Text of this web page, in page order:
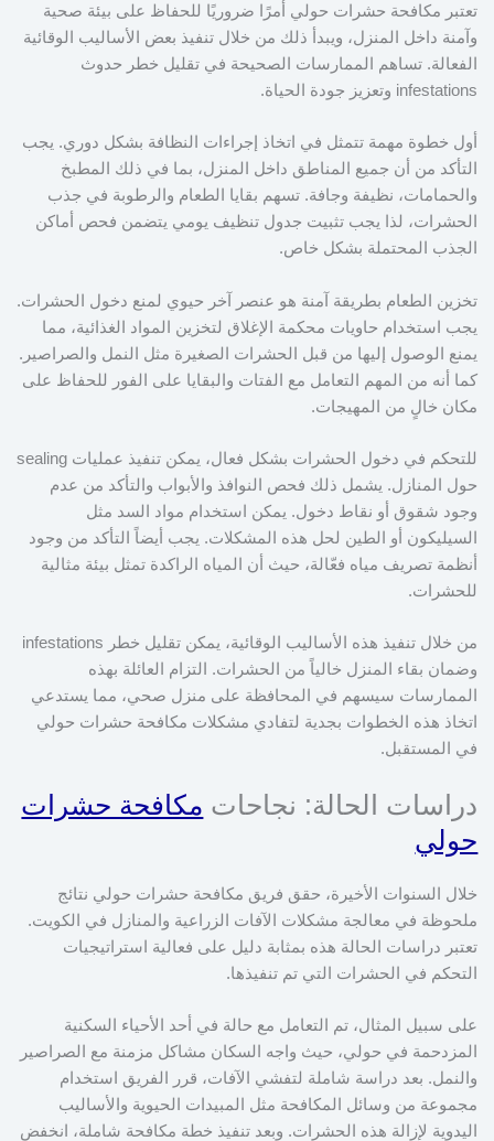
تعتبر مكافحة حشرات حولي أمرًا ضروريًا للحفاظ على بيئة صحية
وآمنة داخل المنزل، ويبدأ ذلك من خلال تنفيذ بعض الأساليب الوقائية
الفعالة. تساهم الممارسات الصحيحة في تقليل خطر حدوث
infestations وتعزيز جودة الحياة.
أول خطوة مهمة تتمثل في اتخاذ إجراءات النظافة بشكل دوري. يجب
التأكد من أن جميع المناطق داخل المنزل، بما في ذلك المطبخ
والحمامات، نظيفة وجافة. تسهم بقايا الطعام والرطوبة في جذب
الحشرات، لذا يجب تثبيت جدول تنظيف يومي يتضمن فحص أماكن
الجذب المحتملة بشكل خاص.
تخزين الطعام بطريقة آمنة هو عنصر آخر حيوي لمنع دخول الحشرات.
يجب استخدام حاويات محكمة الإغلاق لتخزين المواد الغذائية، مما
يمنع الوصول إليها من قبل الحشرات الصغيرة مثل النمل والصراصير.
كما أنه من المهم التعامل مع الفتات والبقايا على الفور للحفاظ على
مكان خالٍ من المهيجات.
للتحكم في دخول الحشرات بشكل فعال، يمكن تنفيذ عمليات sealing
حول المنازل. يشمل ذلك فحص النوافذ والأبواب والتأكد من عدم
وجود شقوق أو نقاط دخول. يمكن استخدام مواد السد مثل
السيليكون أو الطين لحل هذه المشكلات. يجب أيضاً التأكد من وجود
أنظمة تصريف مياه فعّالة، حيث أن المياه الراكدة تمثل بيئة مثالية
للحشرات.
من خلال تنفيذ هذه الأساليب الوقائية، يمكن تقليل خطر infestations
وضمان بقاء المنزل خالياً من الحشرات. التزام العائلة بهذه
الممارسات سيسهم في المحافظة على منزل صحي، مما يستدعي
اتخاذ هذه الخطوات بجدية لتفادي مشكلات مكافحة حشرات حولي
في المستقبل.
دراسات الحالة: نجاحات مكافحة حشرات
حولي
خلال السنوات الأخيرة، حقق فريق مكافحة حشرات حولي نتائج
ملحوظة في معالجة مشكلات الآفات الزراعية والمنازل في الكويت.
تعتبر دراسات الحالة هذه بمثابة دليل على فعالية استراتيجيات
التحكم في الحشرات التي تم تنفيذها.
على سبيل المثال، تم التعامل مع حالة في أحد الأحياء السكنية
المزدحمة في حولي، حيث واجه السكان مشاكل مزمنة مع الصراصير
والنمل. بعد دراسة شاملة لتفشي الآفات، قرر الفريق استخدام
مجموعة من وسائل المكافحة مثل المبيدات الحيوية والأساليب
اليدوية لإزالة هذه الحشرات. وبعد تنفيذ خطة مكافحة شاملة، انخفض